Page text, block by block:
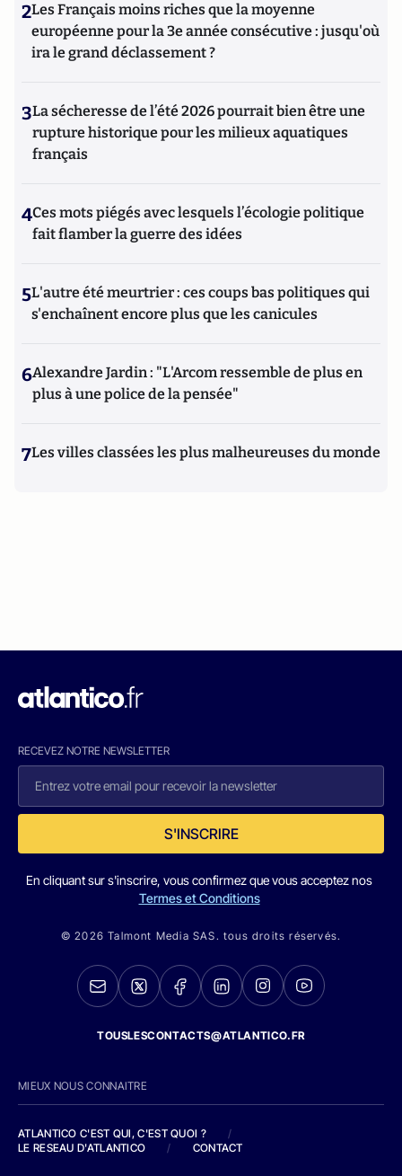
2Les Français moins riches que la moyenne
européenne pour la 3e année consécutive : jusqu'où
ira le grand déclassement ?
3La sécheresse de l’été 2026 pourrait bien être une
rupture historique pour les milieux aquatiques
français
4Ces mots piégés avec lesquels l’écologie politique
fait flamber la guerre des idées
5L'autre été meurtrier : ces coups bas politiques qui
s'enchaînent encore plus que les canicules
6Alexandre Jardin : "L'Arcom ressemble de plus en
plus à une police de la pensée"
7Les villes classées les plus malheureuses du monde
RECEVEZ NOTRE NEWSLETTER
S'INSCRIRE
En cliquant sur s'inscrire, vous confirmez que vous acceptez nos
Termes et Conditions
© 2026 Talmont Media SAS. tous droits réservés.
TOUSLESCONTACTS@ATLANTICO.FR
MIEUX NOUS CONNAITRE
ATLANTICO C'EST QUI, C'EST QUOI ?
/
LE RESEAU D'ATLANTICO
/ CONTACT